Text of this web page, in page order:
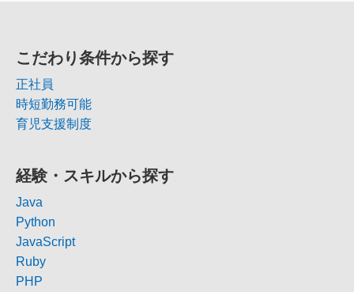
こだわり条件から探す
正社員
時短勤務可能
育児支援制度
経験・スキルから探す
Java
Python
JavaScript
Ruby
PHP